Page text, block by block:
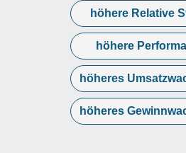
höhere Relative
höhere
höheres
höheres